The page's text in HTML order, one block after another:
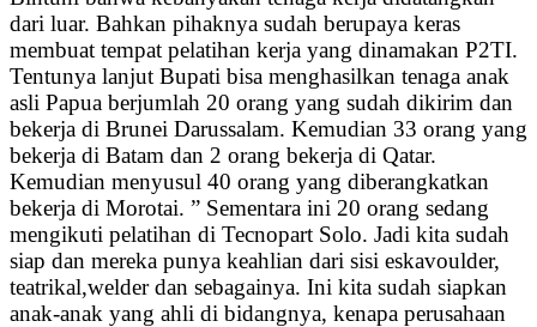
dari luar. Bahkan pihaknya sudah berupaya keras
membuat tempat pelatihan kerja yang dinamakan P2TI.
Tentunya lanjut Bupati bisa menghasilkan tenaga anak
asli Papua berjumlah 20 orang yang sudah dikirim dan
bekerja di Brunei Darussalam. Kemudian 33 orang yang
bekerja di Batam dan 2 orang bekerja di Qatar.
Kemudian menyusul 40 orang yang diberangkatkan
bekerja di Morotai. ” Sementara ini 20 orang sedang
mengikuti pelatihan di Tecnopart Solo. Jadi kita sudah
siap dan mereka punya keahlian dari sisi eskavoulder,
teatrikal,welder dan sebagainya. Ini kita sudah siapkan
anak-anak yang ahli di bidangnya, kenapa perusahaan